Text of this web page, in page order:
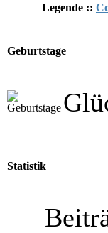
Legende ::
Geburtstage
Statistik